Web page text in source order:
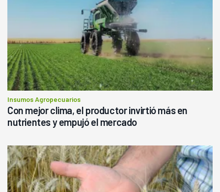
Insumos Agropecuarios
Con mejor clima, el productor invirtió más en
nutrientes y empujó el mercado